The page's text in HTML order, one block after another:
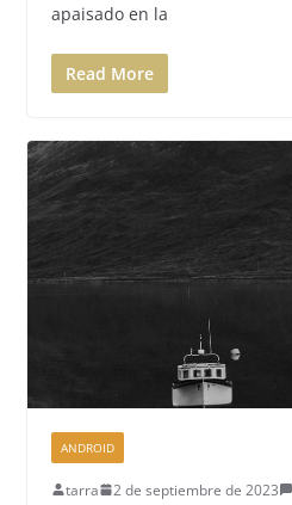
apaisado en la
Read More
ANDROID
tarra 2 de septiembre de 2023